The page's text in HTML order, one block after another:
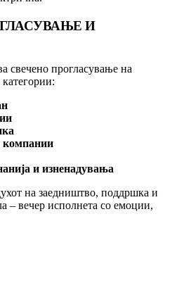
И
свечено прогласување на
компании
и изненадувања
на заедништво, поддршка и
– вечер исполнета со емоции,